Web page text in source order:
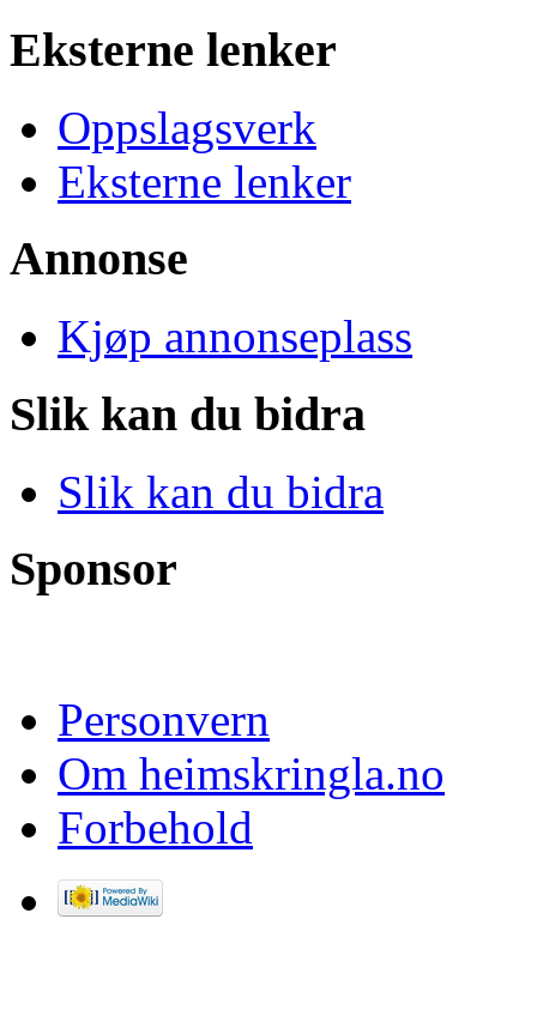
Eksterne lenker
Oppslagsverk
Eksterne lenker
Annonse
Kjøp annonseplass
Slik kan du bidra
Slik kan du bidra
Sponsor
Personvern
Om heimskringla.no
Forbehold